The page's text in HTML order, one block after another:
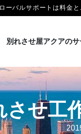
ーバルサポートは料金
別れさせ屋アクアのサ
させ工